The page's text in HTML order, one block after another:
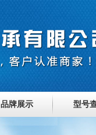
品牌展示 型号